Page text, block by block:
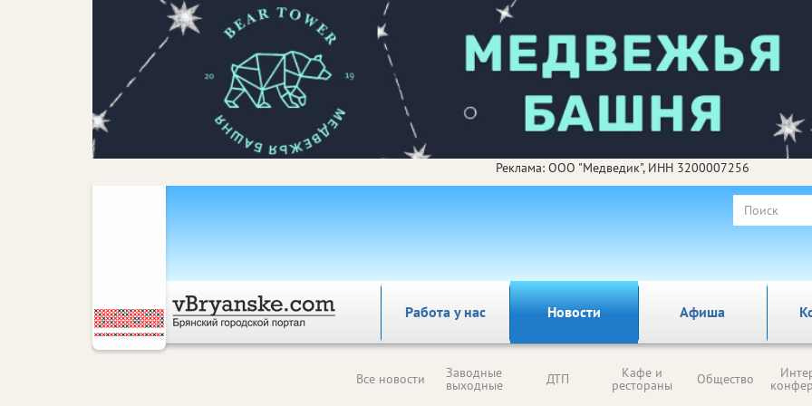
Реклама: ООО "Медведик", ИНН 3200007256
Работа у нас Новости Афиша
Все новости Заводные
выходные ДТП Кафе и
рестораны Общество